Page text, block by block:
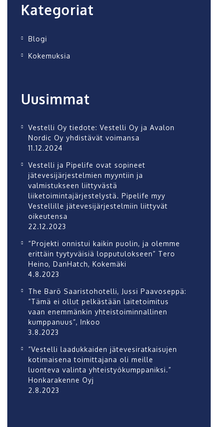
Kategoriat
Blogi
Kokemuksia
Uusimmat
Vestelli Oy tiedote: Vestelli Oy ja Avalon
Nordic Oy yhdistävät voimansa
11.12.2024
Vestelli ja Pipelife ovat sopineet
jätevesijärjestelmien myyntiin ja
valmistukseen liittyvästä
liiketoimintajärjestelystä. Pipelife myy
Vestellille jätevesijärjestelmiin liittyvät
oikeutensa
22.12.2023
“Projekti onnistui kaikin puolin, ja olemme
erittäin tyytyväisiä lopputulokseen” Tero
Heino, DanHatch, Kokemäki
4.8.2023
The Barö Saaristohotelli, Jussi Paavoseppä:
”Tämä ei ollut pelkästään laitetoimitus
vaan enemmänkin yhteistoiminnallinen
kumppanuus”, Inkoo
3.8.2023
”Vestelli laadukkaiden jätevesiratkaisujen
kotimaisena toimittajana oli meille
luonteva valinta yhteistyökumppaniksi.”
Honkarakenne Oyj
2.8.2023